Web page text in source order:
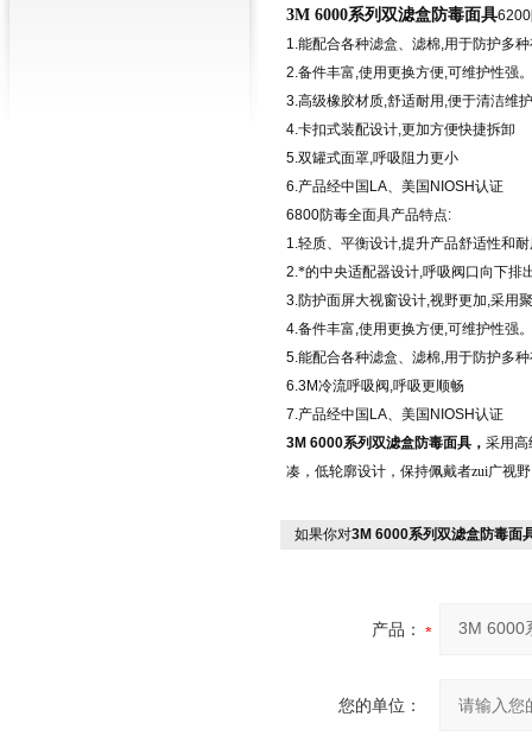
3M 6000系列双滤盒防毒面具6200
1.能配合各种滤盒、滤棉,用于防护多
2.备件丰富,使用更换方便,可维护性强。
3.高级橡胶材质,舒适耐用 ,便于清洁维
4.卡扣式装配设计,更加方便快捷拆卸
5.双罐式面罩,呼吸阻力更小
6.产品经中国 LA、美国 NIOSH认证
6800防毒全面具产品特点:
1.轻质、平衡设计,提升产品舒适性和
2.*的中央适配器设计,呼吸阀口向下排
3.防护面屏大视窗设计,视野更加,采用
4.备件丰富,使用更换方便,可维护性强。
5.能配合各种滤盒、滤棉,用于防护多
6.3M冷流呼吸阀,呼吸更顺畅
7.产品经中国 LA、美国 NIOSH认证
3M 6000系列双滤盒防毒面具， 采用高
凑，低轮廓设计，保持佩戴者zui广视野
如果你对3M 6000系列双滤盒防毒面
产品：
您的单位：